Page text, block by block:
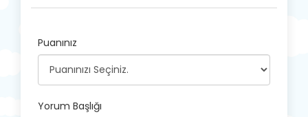
Puanınız
Yorum Başlığı